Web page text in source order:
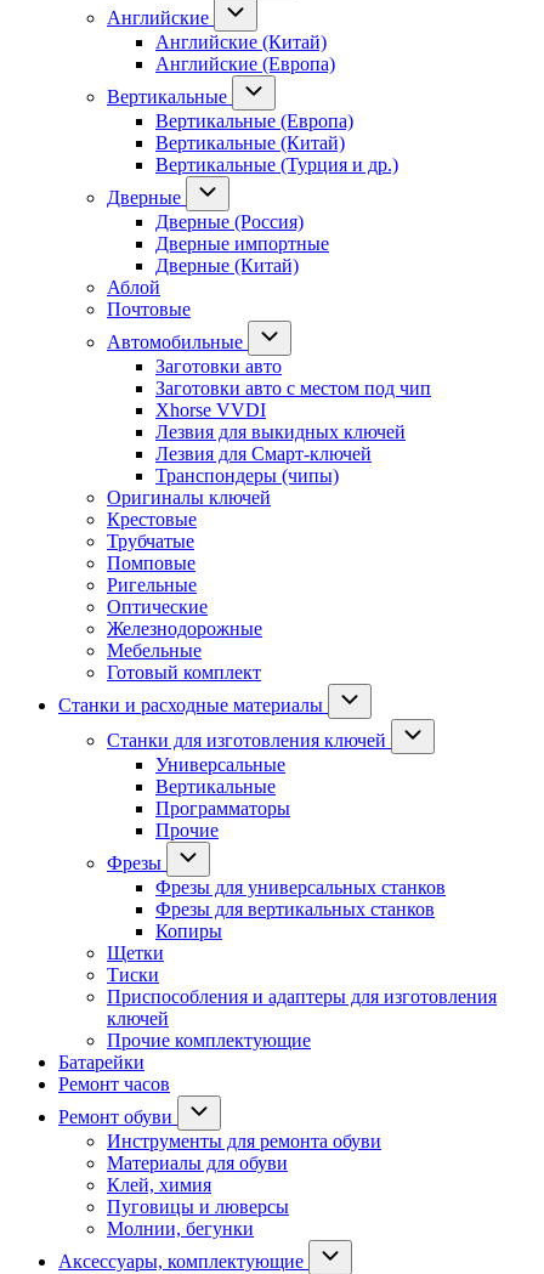
Английские
Английские (Китай)
Английские (Европа)
Вертикальные
Вертикальные (Европа)
Вертикальные (Китай)
Вертикальные (Турция и др.)
Дверные
Дверные (Россия)
Дверные импортные
Дверные (Китай)
Аблой
Почтовые
Автомобильные
Заготовки авто
Заготовки авто с местом под чип
Xhorse VVDI
Лезвия для выкидных ключей
Лезвия для Смарт-ключей
Транспондеры (чипы)
Оригиналы ключей
Крестовые
Трубчатые
Помповые
Ригельные
Оптические
Железнодорожные
Мебельные
Готовый комплект
Станки и расходные материалы
Станки для изготовления ключей
Универсальные
Вертикальные
Программаторы
Прочие
Фрезы
Фрезы для универсальных станков
Фрезы для вертикальных станков
Копиры
Щетки
Тиски
Приспособления и адаптеры для изготовления
ключей
Прочие комплектующие
Батарейки
Ремонт часов
Ремонт обуви
Инструменты для ремонта обуви
Материалы для обуви
Клей, химия
Пуговицы и люверсы
Молнии, бегунки
Аксессуары, комплектующие